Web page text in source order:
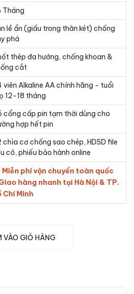
Tháng
lề ẩn (giấu trong thân két) chống
phá
thép đa hướng, chống khoan &
cắt
viên Alkaline AA chính hãng - tuổi
12-18 tháng
cổng cấp pin tạm thời dùng cho
hợp hết pin
chìa cơ chống sao chép, HDSD file
có, phiếu bảo hành online
Miễn phí vận chuyển toàn quốc
hàng nhanh tại Hà Nội & TP.
Chí Minh
VÀO GIỎ HÀNG